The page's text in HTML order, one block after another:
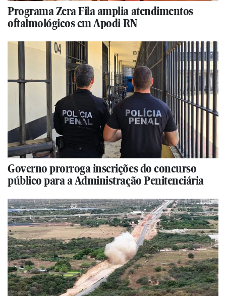
Programa Zera Fila amplia atendimentos
oftalmológicos em Apodi-RN
Governo prorroga inscrições do concurso
público para a Administração Penitenciária